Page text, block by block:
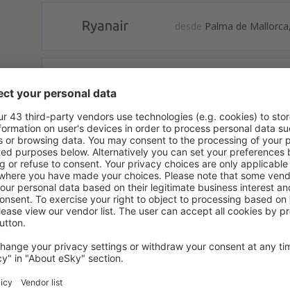
desde Palma de
Hamburgo es el más antiguo de Alemania, inaugurado en
kilómetros al noroeste del entro de Hamburgo. Opera con
a Estados Unidos y Medio Oriente. Cuenta con dos